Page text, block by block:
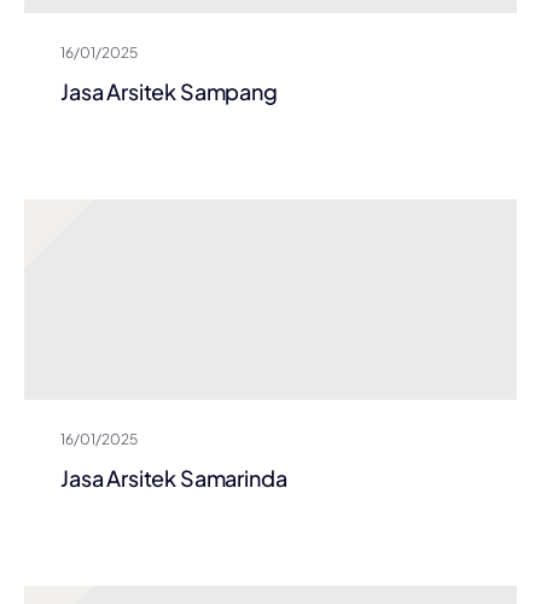
16/01/2025
Jasa Arsitek Sampang
16/01/2025
Jasa Arsitek Samarinda